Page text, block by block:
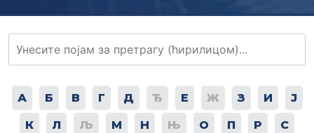
А Б В Г Д Ђ Е Ж З И Ј
К Л Љ М Н Њ О П Р С